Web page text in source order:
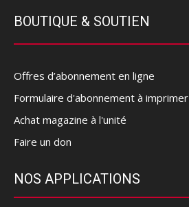
BOUTIQUE & SOUTIEN
Offres d’abonnement en ligne
Formulaire d'abonnement à imprimer
Achat magazine à l'unité
Faire un don
NOS APPLICATIONS